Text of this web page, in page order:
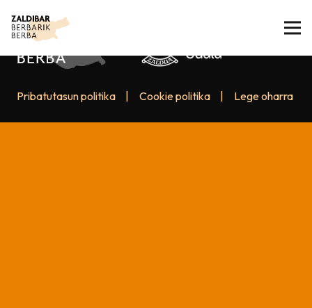
Pribatutasun politika Cookie politika Lege oharra